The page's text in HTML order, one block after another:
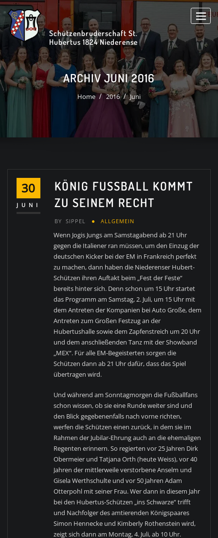
Skip
to
content
Schützenbruderschaft St.
Hubertus 1824 Niederense
ARCHIV JUNI 2016
Home 2016 Juni
30
JUNI
KÖNIG FUSSBALL KOMMT Z
U SEINEM RECHT
BY SIPPEL ALLGEMEIN
Wenn Jogis Jungs am Samstagabend ab 21 Uhr
gegen die Italiener ran müssen, um den Einzug der
deutschen Kicker bei der EM in Frankreich perfekt
zu machen, dann haben die Niederenser Hubert-
Schützen ihren Auftakt beim „Fest der Feste“
bereits hinter sich. Denn schon um 15 Uhr startet
das Programm am Samstag, 2. Juli, um 15 Uhr mit
dem Antreten der Kompanien bei Auto Große, dem
Antreten zum Großen Festzug an der
Hubertushalle sowie dem Zapfenstreich um 20 Uhr
und dem anschließenden Tanz mit der Showband
„MEX“. Für alle EM-Begeisterten sorgen die
Schützen dann ab 21 Uhr dafür, dass das Spiel
übertragen wird.
Und während am Sonntagmorgen die Fußballfans
schon wissen, ob sie eine Runde weiter sind und
den Blick gegebenenfalls nach vorne richten,
werfen die Schützen einen zurück, in dem sie im
Rahmen der Jubilar-Ehrung auch an die ehemaligen
Regenten erinnern. So regierten vor 25 Jahren Dirk
Obermeier und Tatjana Orth (heute Weiss), vor 40
Jahren der mittlerweile verstorbene Anselm und
Gisela Werthschulte und vor 50 Jahren Adam
Otterpohl mit seiner Frau. Wer dann in diesem Jahr
bei den Hubertus-Schützen „ins Schwarze“ trifft
und Nachfolger des amtierenden Königspaares
Simon Hennecke und Kimberly Rothenstein wird,
zeigt sich dann am Montag, 4. Juli, ab 10 Uhr.